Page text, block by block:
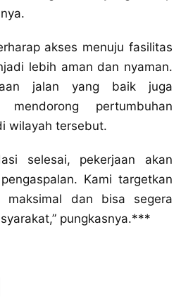
akses menuju fasilitas
lebih aman dan nyaman.
jalan yang baik juga
pertumbuhan
wilayah tersebut.
selesai, pekerjaan akan
Kami targetkan
maksimal dan bisa segera
pungkasnya.***